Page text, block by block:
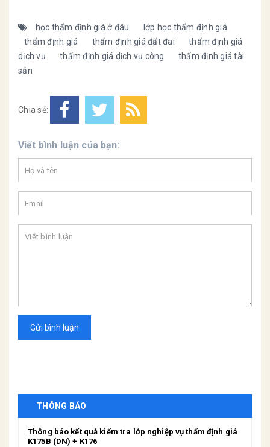
học thẩm định giá ở đâu
lớp học thẩm định giá
thẩm định giá
thẩm định giá đất đai
thẩm định giá
dịch vụ
thẩm định giá dịch vụ công
thẩm định giá tài
sản
Chia sẻ:
Viết bình luận của bạn:
Gửi bình luận
THÔNG BÁO
Thông báo kết quả kiểm tra lớp nghiệp vụ thẩm định giá
K175B (DN) + K176